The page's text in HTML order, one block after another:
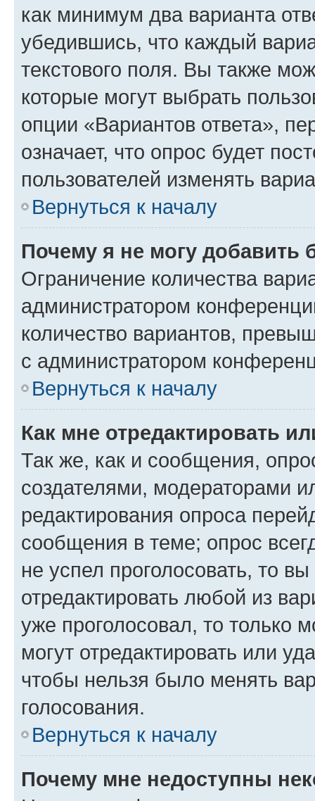
как минимум два варианта
убедившись, что каждый
текстового поля. Вы также
которые могут выбрать
опции «Вариантов ответа»,
означает, что опрос будет
пользователей изменять
Вернуться к началу
Почему я не могу добавить
Ограничение количества
администратором
количество вариантов,
с администратором
Вернуться к началу
Как мне отредактировать
Так же, как и сообщения,
создателями, модераторами
редактирования опроса
сообщения в теме; опрос
не успел проголосовать, то
отредактировать любой из
уже проголосовал, то только
могут отредактировать или
чтобы нельзя было менять
голосования.
Вернуться к началу
Почему мне недоступны